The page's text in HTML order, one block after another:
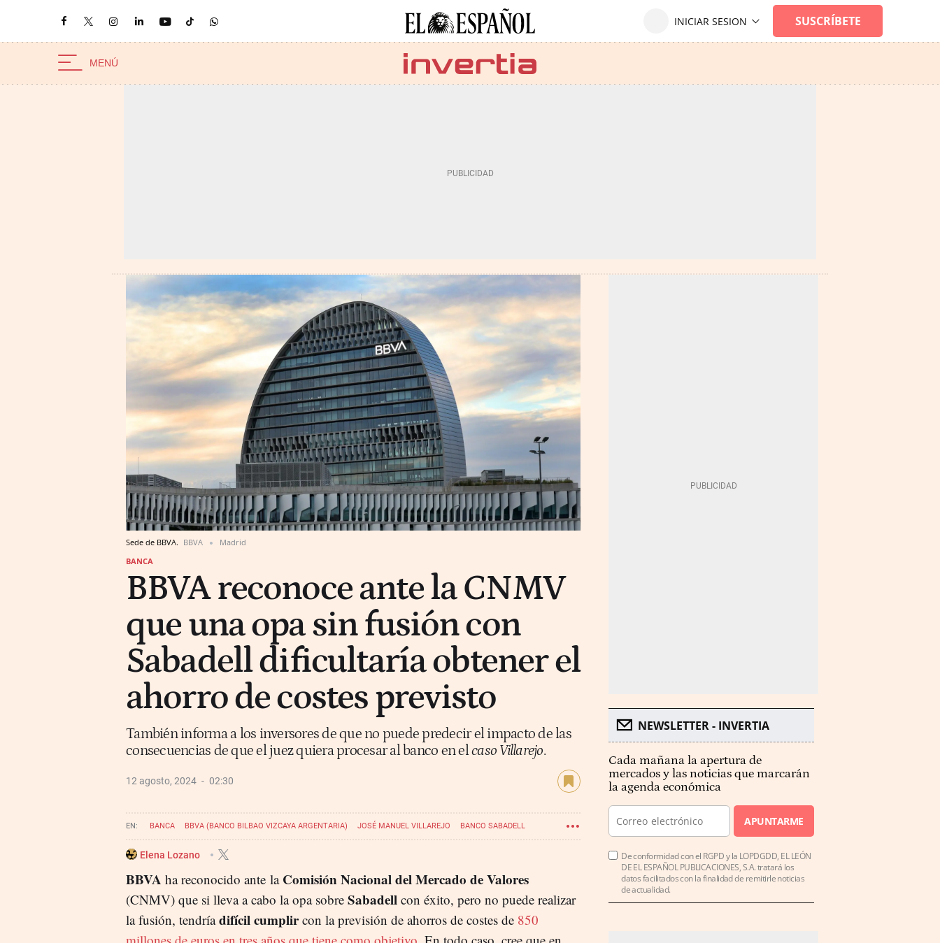
Sede de BBVA. BBVA
Madrid
BANCA
BBVA reconoce ante la CNMV
que una opa sin fusión con
Sabadell dificultaría obtener el
ahorro de costes previsto
También informa a los inversores de que no puede predecir el impacto de las
consecuencias de que el juez quiera procesar al banco en elcaso Villarejo.
12 agosto, 2024 02:30
BANCA BBVA (BANCO BILBAO VIZCAYA ARGENTARIA) JOSÉ MANUEL VILLAREJO BANCO SABADELL
Elena Lozano
BBVA ha reconocido ante laComisión Nacional del Mercado de Valores
(CNMV) que si lleva a cabo la opa sobre Sabadell con éxito, pero no puede realizar
la fusión, tendríadifícil cumplircon la previsión de ahorros de costes de 850
NEWSLETTER - INVERTIA
Cada mañana la apertura de
mercados y las noticias que marcarán
la agenda económica
APUNTARME
De conformidad con el RGPD y la LOPDGDD, EL LEÓN
DE EL ESPAÑOL PUBLICACIONES, S.A. tratará los
datos facilitados con la finalidad de remitirle noticias
de actualidad.